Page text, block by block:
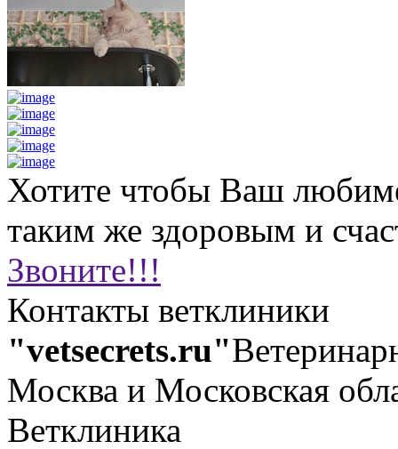
Хотите чтобы Ваш
таким же здоровым и
Звоните!!!
Контакты ветклиники
"vetsecrets.ru"
Москва и Московская
Ветклиника